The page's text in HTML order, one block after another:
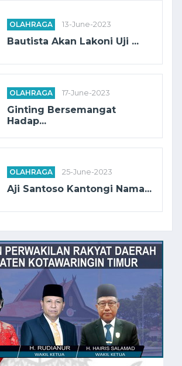
OLAHRAGA 13-June-2023
Bautista Akan Lakoni Uji ...
OLAHRAGA 17-June-2023
Ginting Bersemangat
Hadap...
OLAHRAGA 25-June-2023
Aji Santoso Kantongi Nama...